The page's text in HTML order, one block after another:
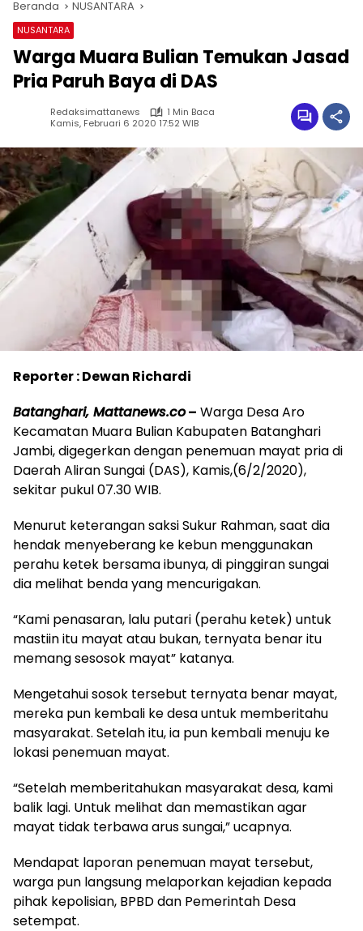
Beranda NUSANTARA
NUSANTARA
Warga Muara Bulian Temukan Jasad
Pria Paruh Baya di DAS
Redaksimattanews
1 Min Baca
Kamis, Februari 6 2020 17:52 WIB
Reporter : Dewan Richardi
Batanghari, Mattanews.co– Warga Desa Aro
Kecamatan Muara Bulian Kabupaten Batanghari
Jambi, digegerkan dengan penemuan mayat pria di
Daerah Aliran Sungai (DAS), Kamis,(6/2/2020),
sekitar pukul 07.30 WIB.
Menurut keterangan saksi Sukur Rahman, saat dia
hendak menyeberang ke kebun menggunakan
perahu ketek bersama ibunya, di pinggiran sungai
dia melihat benda yang mencurigakan.
“Kami penasaran, lalu putari (perahu ketek) untuk
mastiin itu mayat atau bukan, ternyata benar itu
memang sesosok mayat” katanya.
Mengetahui sosok tersebut ternyata benar mayat,
mereka pun kembali ke desa untuk memberitahu
masyarakat. Setelah itu, ia pun kembali menuju ke
lokasi penemuan mayat.
“Setelah memberitahukan masyarakat desa, kami
balik lagi. Untuk melihat dan memastikan agar
mayat tidak terbawa arus sungai,” ucapnya.
Mendapat laporan penemuan mayat tersebut,
warga pun langsung melaporkan kejadian kepada
pihak kepolisian, BPBD dan Pemerintah Desa
setempat.